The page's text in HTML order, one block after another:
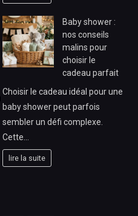
Baby shower :
nos conseils
malins pour
choisir le
cadeau parfait
Choisir le cadeau idéal pour une
baby shower peut parfois
sembler un défi complexe.
Cette…
lire la suite